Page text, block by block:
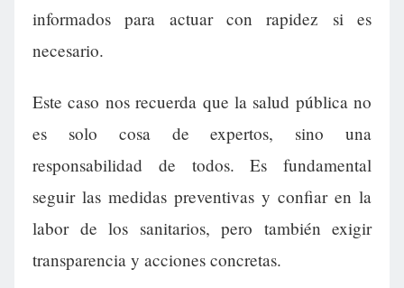
informados para actuar con rapidez si es
necesario.
Este caso nos recuerda que la salud pública no
es solo cosa de expertos, sino una
responsabilidad de todos. Es fundamental
seguir las medidas preventivas y confiar en la
labor de los sanitarios, pero también exigir
transparencia y acciones concretas.